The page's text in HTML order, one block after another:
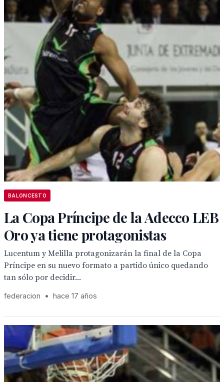
BALONCESTO
La Copa Príncipe de la Adecco LEB
Oro ya tiene protagonistas
Lucentum y Melilla protagonizarán la final de la Copa
Príncipe en su nuevo formato a partido único quedando
tan sólo por decidir...
federacion • hace 17 años